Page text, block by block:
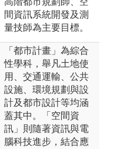
間資訊系統開發及測
量技師為主要目標。
「都市計畫」為綜合
性學科，舉凡土地使
用、交通運輸、公共
設施、環境規劃與設
計及都市設計等均涵
蓋其中。「空間資
訊」則隨著資訊與電
腦科技進步，結合應